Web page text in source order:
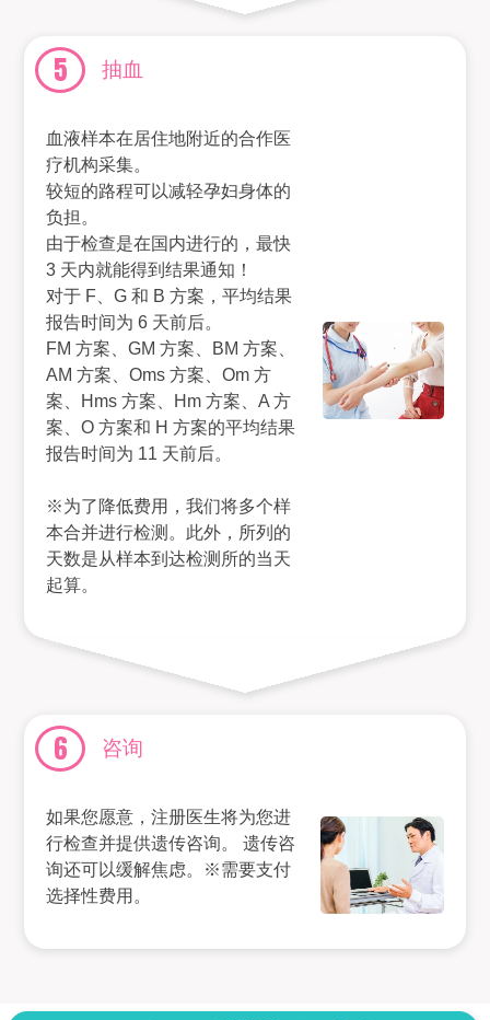
5 抽血
血液样本在居住地附近的合作医
疗机构采集。
较短的路程可以减轻孕妇身体的
负担。
由于检查是在国内进行的，最快
3 天内就能得到结果通知！
对于 F、G 和 B 方案，平均结果
报告时间为 6 天前后。
FM 方案、GM 方案、BM 方案、
AM 方案、Oms 方案、Om 方
案、Hms 方案、Hm 方案、A 方
案、O 方案和 H 方案的平均结果
报告时间为 11 天前后。
※为了降低费用，我们将多个样
本合并进行检测。此外，所列的
天数是从样本到达检测所的当天
起算。
6 咨询
如果您愿意，注册医生将为您进
行检查并提供遗传咨询。 遗传咨
询还可以缓解焦虑。※需要支付
选择性费用。